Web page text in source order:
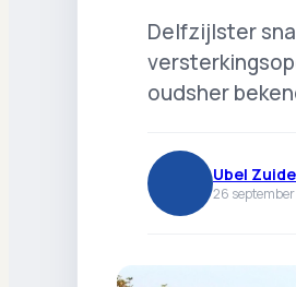
Delfzijlster
oudsher
Ubel
26 september